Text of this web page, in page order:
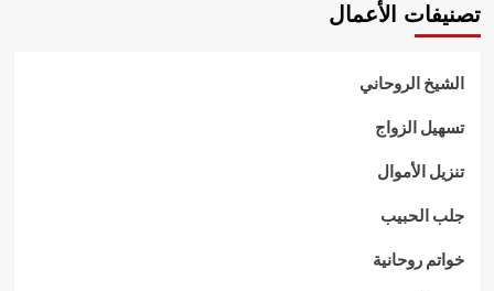
مجربالمقالات
تصنيفات الأعمال
الشيخ الروحاني
تسهيل الزواج
تنزيل الأموال
جلب الحبيب
خواتم روحانية